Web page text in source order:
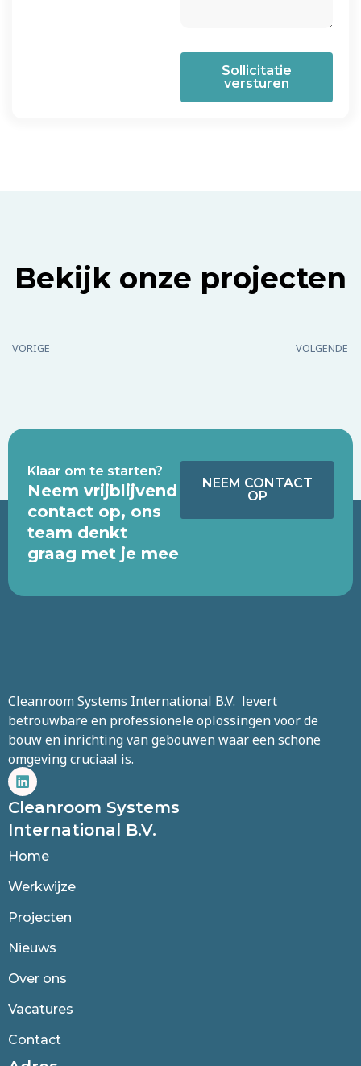
Sollicitatie
versturen
Bekijk onze projecten
VORIGE VOLGENDE
Klaar om te starten?
Neem vrijblijvend
contact op, ons
team denkt
graag met je mee
NEEM CONTACT
OP
Cleanroom Systems International B.V. levert
betrouwbare en professionele oplossingen voor de
bouw en inrichting van gebouwen waar een schone
omgeving cruciaal is.
Cleanroom Systems
International B.V.
Home
Werkwijze
Projecten
Nieuws
Over ons
Vacatures
Contact